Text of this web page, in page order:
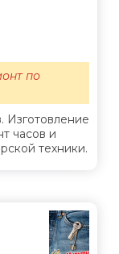
Изготовление
часов и
техники.
по